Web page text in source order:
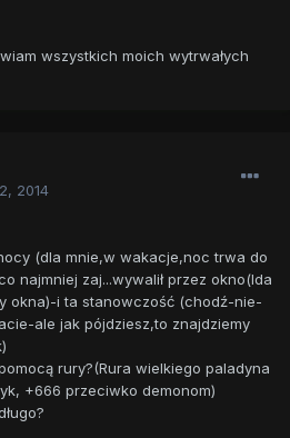
wszystkich moich wytrwałych
2014
(dla mnie,w wakacje,noc trwa do
najmniej zaj...wywalił przez okno(Ida
okna)-i ta stanowczość (chodź-nie-
ale jak pójdziesz,to znajdziemy
rury?(Rura wielkiego paladyna
+666 przeciwko demonom)